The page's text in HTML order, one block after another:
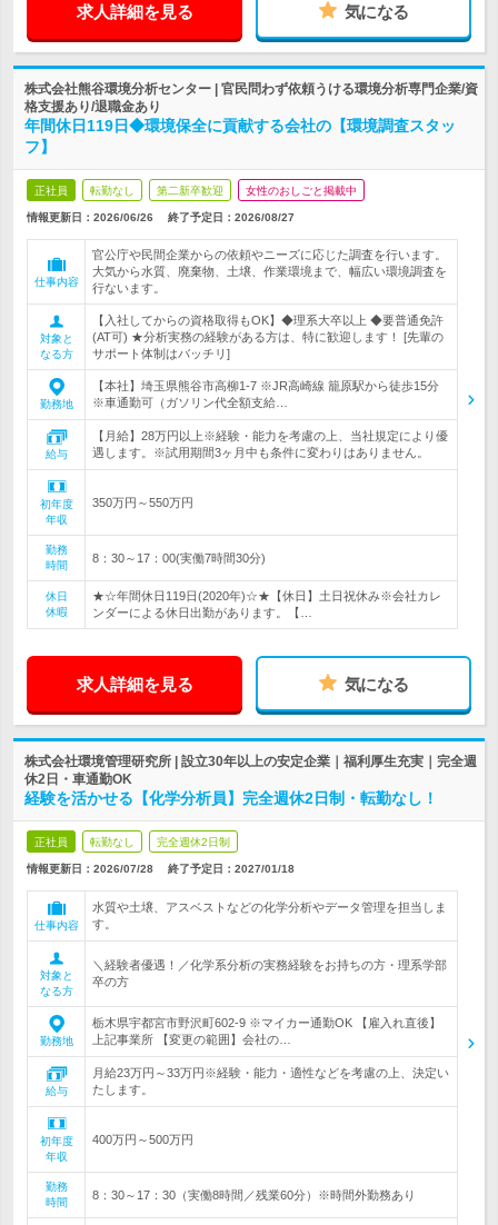
求人詳細を見る 気になる
株式会社熊谷環境分析センター | 官民問わず依頼うける環境分析専門企業/資
格支援あり/退職金あり
年間休日119日◆環境保全に貢献する会社の【環境調査スタッ
フ】
正社員 転勤なし 第二新卒歓迎 女性のおしごと掲載中
情報更新日：2026/06/26 終了予定日： 2026/08/27
仕事内容
官公庁や民間企業からの依頼やニーズに応じた調査を行います。
大気から水質、廃棄物、土壌、作業環境まで、幅広い環境調査を
行ないます。
対象と
なる方
【入社してからの資格取得もOK】◆理系大卒以上 ◆要普通免許
(AT可) ★分析実務の経験がある方は、特に歓迎します！ [先輩の
サポート体制はバッチリ]
勤務地
【本社】埼玉県熊谷市高柳1-7 ※JR高崎線 籠原駅から徒歩15分
※車通勤可（ガソリン代全額支給…
給与
【月給】28万円以上※経験・能力を考慮の上、当社規定により優
遇します。※試用期間3ヶ月中も条件に変わりはありません。
初年度
年収
350万円～550万円
勤務
時間
8：30～17：00(実働7時間30分)
休日
休暇
★☆年間休日119日(2020年)☆★【休日】土日祝休み※会社カレ
ンダーによる休日出勤があります。【…
求人詳細を見る 気になる
株式会社環境管理研究所 | 設立30年以上の安定企業｜福利厚生充実｜完全週
休2日・車通勤OK
経験を活かせる【化学分析員】完全週休2日制・転勤なし！
正社員 転勤なし 完全週休2日制
情報更新日：2026/07/28 終了予定日： 2027/01/18
仕事内容
水質や土壌、アスベストなどの化学分析やデータ管理を担当しま
す。
対象と
なる方
＼経験者優遇！／化学系分析の実務経験をお持ちの方・理系学部
卒の方
勤務地
栃木県宇都宮市野沢町602-9 ※マイカー通勤OK 【雇入れ直後】
上記事業所 【変更の範囲】会社の…
給与
月給23万円～33万円※経験・能力・適性などを考慮の上、決定い
たします。
初年度
年収
400万円～500万円
勤務
時間
8：30～17：30（実働8時間／残業60分）※時間外勤務あり